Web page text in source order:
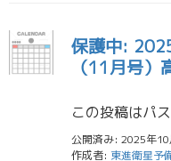
保護中:
（11月号）
公開済み: 2025年10
作成者: 東進衛星予